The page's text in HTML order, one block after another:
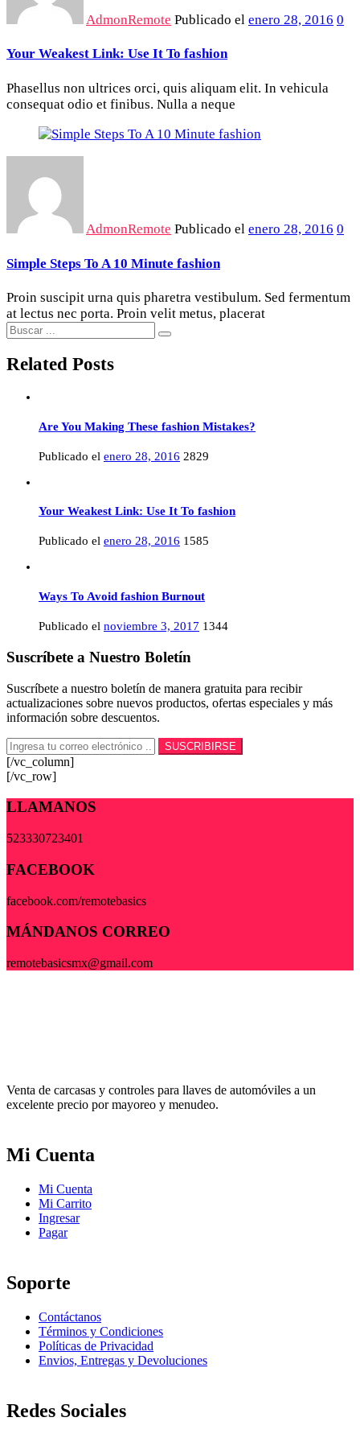
AdmonRemote Publicado el enero 28, 2016 0
Your Weakest Link: Use It To fashion
Phasellus non ultrices orci, quis aliquam elit. In vehicula
consequat odio et finibus. Nulla a neque
AdmonRemote Publicado el enero 28, 2016 0
Simple Steps To A 10 Minute fashion
Proin suscipit urna quis pharetra vestibulum. Sed fermentum
at lectus nec porta. Proin velit metus, placerat
Related Posts
Are You Making These fashion Mistakes?
Publicado el enero 28, 2016 2829
Your Weakest Link: Use It To fashion
Publicado el enero 28, 2016 1585
Ways To Avoid fashion Burnout
Publicado el noviembre 3, 2017 1344
Suscríbete a Nuestro Boletín
Suscríbete a nuestro boletín de manera gratuita para recibir
actualizaciones sobre nuevos productos, ofertas especiales y más
información sobre descuentos.
[/vc_column]
[/vc_row]
LLAMANOS
523330723401
FACEBOOK
facebook.com/remotebasics
MÁNDANOS CORREO
remotebasicsmx@gmail.com
Venta de carcasas y controles para llaves de automóviles a un
excelente precio por mayoreo y menudeo.
Mi Cuenta
Mi Cuenta
Mi Carrito
Ingresar
Pagar
Soporte
Contáctanos
Términos y Condiciones
Políticas de Privacidad
Envios, Entregas y Devoluciones
Redes Sociales